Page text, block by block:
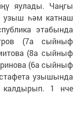
яулады. Чаңгы
узыш һәм катнаш
этабында
(7а сыйныф
(8а сыйныф
(6а сыйныф
узышында
калдырып. 1 нче